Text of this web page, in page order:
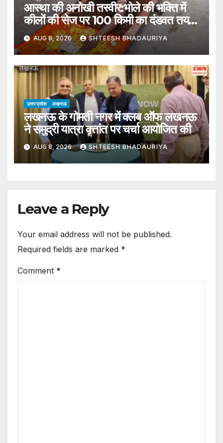
आस्था की अनोखी तस्वीर:भोले की भक्ति में
कीलों की सेज पर 100 किमी का दंडवत तय
कर रहा सफर – Unique Spectacle
Of Faith: Undertaking 100-km
Journey Of Prostration On
Bed Of Nails Out Devotion To
Shiva
AUG 8, 2026 SHTEESH BHADAURIYA
उत्तर प्रदेश लखनऊ
लखनऊ के गोमती नगर में क्लब ऑफ लखनऊ
ने समुद्री यात्रा वृत्तांत पर चर्चा आयोजित की
AUG 8, 2026 SHTEESH BHADAURIYA
Leave a Reply
Your email address will not be published.
Required fields are marked *
Comment *